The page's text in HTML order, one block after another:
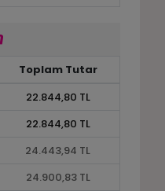
Toplam Tutar
22.844,80 TL
22.844,80 TL
24.443,94 TL
24.900,83 TL